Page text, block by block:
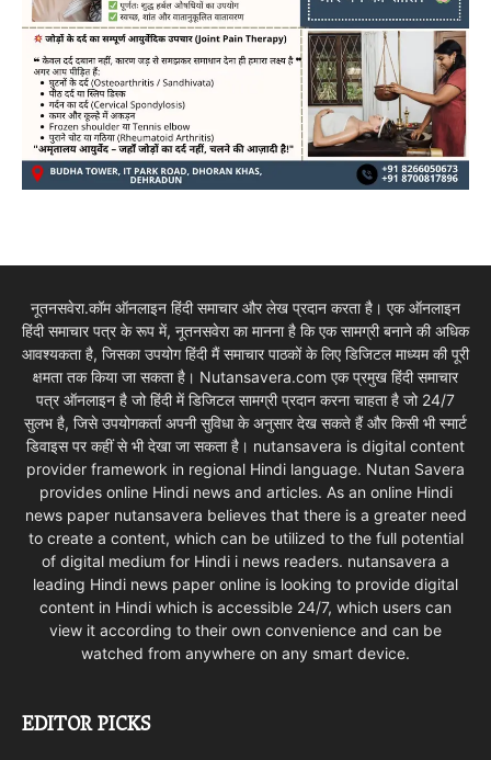
नूतनसवेरा.कॉम ऑनलाइन हिंदी समाचार और लेख प्रदान करता है। एक ऑनलाइन
हिंदी समाचार पत्र के रूप में, नूतनसवेरा का मानना है कि एक सामग्री बनाने की अधिक
आवश्यकता है, जिसका उपयोग हिंदी मैं समाचार पाठकों के लिए डिजिटल माध्यम की पूरी
क्षमता तक किया जा सकता है। Nutansavera.com एक प्रमुख हिंदी समाचार
पत्र ऑनलाइन है जो हिंदी में डिजिटल सामग्री प्रदान करना चाहता है जो 24/7
सुलभ है, जिसे उपयोगकर्ता अपनी सुविधा के अनुसार देख सकते हैं और किसी भी स्मार्ट
डिवाइस पर कहीं से भी देखा जा सकता है। nutansavera is digital content
provider framework in regional Hindi language. Nutan Savera
provides online Hindi news and articles. As an online Hindi
news paper nutansavera believes that there is a greater need
to create a content, which can be utilized to the full potential
of digital medium for Hindi i news readers. nutansavera a
leading Hindi news paper online is looking to provide digital
content in Hindi which is accessible 24/7, which users can
view it according to their own convenience and can be
watched from anywhere on any smart device.
EDITOR PICKS